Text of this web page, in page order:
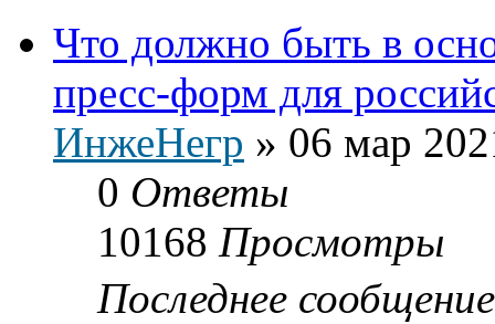
Что должно быть в
пресс-форм для
ИнжеНегр » 06 мар
0 Ответы
10168 Просмотры
Последнее